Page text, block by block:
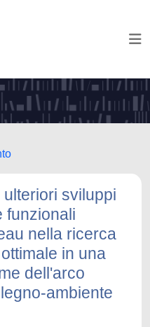
sviluppi
funzionali
nella ricerca
in una
dell'arco
ambiente